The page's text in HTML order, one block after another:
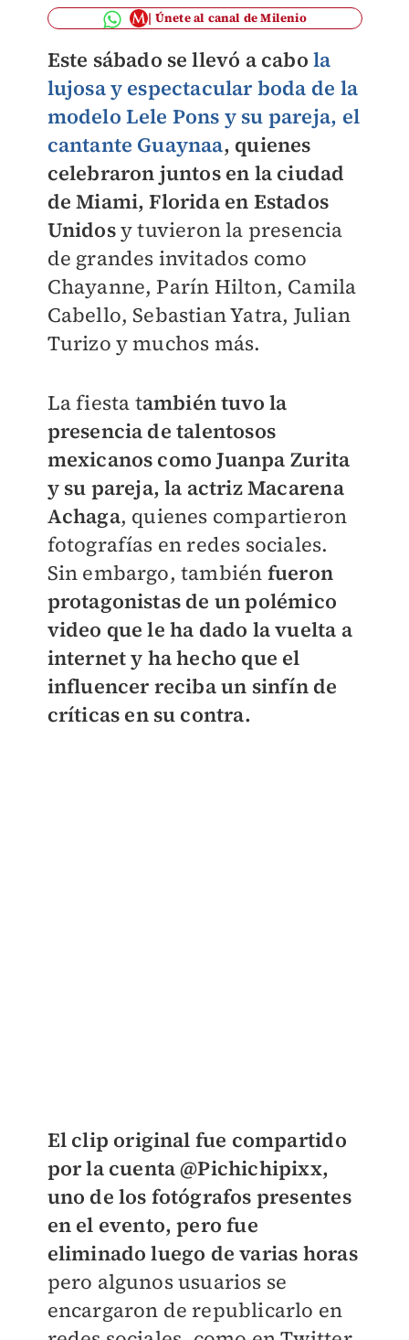
Únete al canal de Milenio
Este sábado se llevó a cabola
lujosa y espectacular boda de la
modelo Lele Pons y su pareja, el
cantante Guaynaa, quienes
celebraron juntos en la ciudad
de Miami, Florida en Estados
Unidosy tuvieron la presencia
de grandes invitados como
Chayanne, Parín Hilton, Camila
Cabello, Sebastian Yatra, Julian
Turizo y muchos más.
La fiesta también tuvo la
presencia de talentosos
mexicanos como Juanpa Zurita
y su pareja, la actriz Macarena
Achaga, quienes compartieron
fotografías en redes sociales.
Sin embargo, también fueron
protagonistas de un polémico
video que le ha dado la vuelta a
internet y ha hecho que el
influencer reciba un sinfín de
críticas en su contra.
El clip original fue compartido
por la cuenta @Pichichipixx,
uno de los fotógrafos presentes
en el evento, pero fue
eliminado luego de varias horas
pero algunos usuarios se
encargaron de republicarlo en